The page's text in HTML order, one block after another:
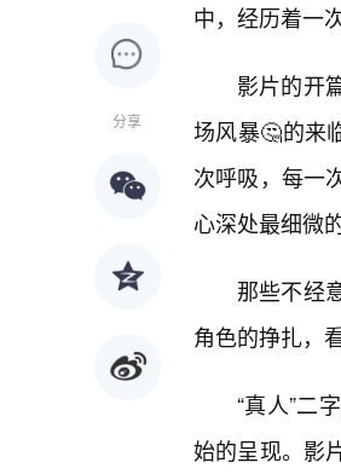
分享
中，经历着一
影片的开
场风暴🤔的来
次呼吸，每一
心深处最细微
那些不经
角色的挣扎，
“真人”二
始的呈现。影